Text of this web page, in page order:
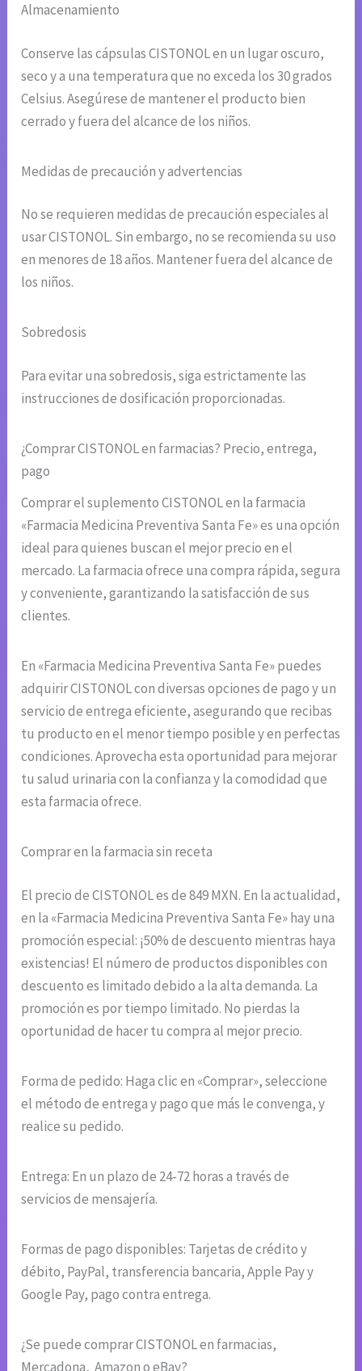
Almacenamiento
Conserve las cápsulas CISTONOL en un lugar oscuro,
seco y a una temperatura que no exceda los 30 grados
Celsius. Asegúrese de mantener el producto bien
cerrado y fuera del alcance de los niños.
Medidas de precaución y advertencias
No se requieren medidas de precaución especiales al
usar CISTONOL. Sin embargo, no se recomienda su uso
en menores de 18 años. Mantener fuera del alcance de
los niños.
Sobredosis
Para evitar una sobredosis, siga estrictamente las
instrucciones de dosificación proporcionadas.
¿Comprar CISTONOL en farmacias? Precio, entrega,
pago
Comprar el suplemento CISTONOL en la farmacia
«Farmacia Medicina Preventiva Santa Fe» es una opción
ideal para quienes buscan el mejor precio en el
mercado. La farmacia ofrece una compra rápida, segura
y conveniente, garantizando la satisfacción de sus
clientes.
En «Farmacia Medicina Preventiva Santa Fe» puedes
adquirir CISTONOL con diversas opciones de pago y un
servicio de entrega eficiente, asegurando que recibas
tu producto en el menor tiempo posible y en perfectas
condiciones. Aprovecha esta oportunidad para mejorar
tu salud urinaria con la confianza y la comodidad que
esta farmacia ofrece.
Comprar en la farmacia sin receta
El precio de CISTONOL es de 849 MXN. En la actualidad,
en la «Farmacia Medicina Preventiva Santa Fe» hay una
promoción especial: ¡50% de descuento mientras haya
existencias! El número de productos disponibles con
descuento es limitado debido a la alta demanda. La
promoción es por tiempo limitado. No pierdas la
oportunidad de hacer tu compra al mejor precio.
Forma de pedido: Haga clic en «Comprar», seleccione
el método de entrega y pago que más le convenga, y
realice su pedido.
Entrega: En un plazo de 24-72 horas a través de
servicios de mensajería.
Formas de pago disponibles: Tarjetas de crédito y
débito, PayPal, transferencia bancaria, Apple Pay y
Google Pay, pago contra entrega.
¿Se puede comprar CISTONOL en farmacias,
Mercadona, Amazon o eBay?